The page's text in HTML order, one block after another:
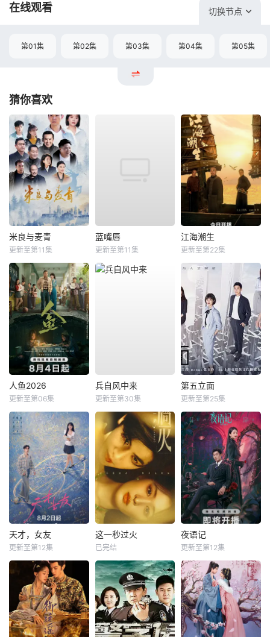
在线观看 切换节点
第01集 第02集 第03集 第04集 第05集
猜你喜欢
米良与麦青
更新至第11集
蓝嘴唇
更新至第11集
江海潮生
更新至第22集
人鱼2026
更新至第06集
兵自风中来
更新至第30集
第五立面
更新至第25集
天才，女友
更新至第12集
这一秒过火
已完结
夜语记
更新至第12集